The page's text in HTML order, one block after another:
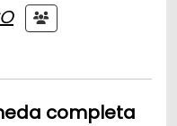
completa